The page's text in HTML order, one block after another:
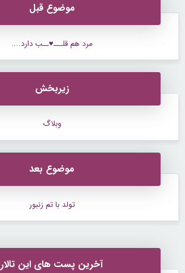
موضوع قبل
مرد هم قلـــ♥ــب دارد....
زیربخش
وبلاگ
موضوع بعد
تولد با تم زنبور
آخرین پست های این تالار